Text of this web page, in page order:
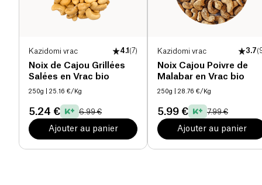
Kazidomi vrac 4.1 (7)
Noix de Cajou Grillées
Salées en Vrac bio
250g | 25.16 €/Kg
5.24 € 6.99 €
Ajouter au panier
Kazidomi vrac 3.7(
Noix Cajou Poivre de
Malabar en Vrac bio
250g | 28.76 €/Kg
5.99 € 7.99 €
Ajouter au panier